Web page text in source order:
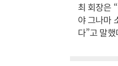
최 회장은
야 그나마
다”고 말